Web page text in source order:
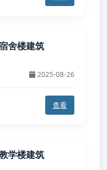
舍楼建筑
2025-08-26
查看
学楼建筑